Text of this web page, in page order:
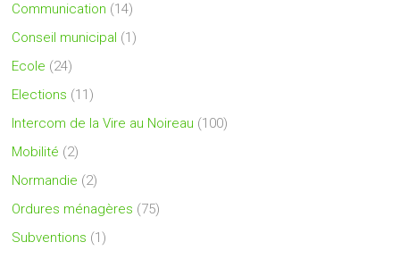
Communication (14)
Conseil municipal (1)
Ecole (24)
Elections (11)
Intercom de la Vire au Noireau (100)
Mobilité (2)
Normandie (2)
Ordures ménagères (75)
Subventions (1)